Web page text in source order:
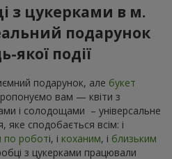
з цукерками в м.
подарунок
якої події
подарунок, але букет
вам — квіти з
і солодощами – універсальне
сподобається всім: і
по роботі, і коханим, і близьким
з цукерками працювали